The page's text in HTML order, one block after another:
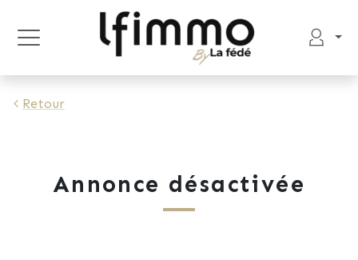
Retour
Annonce désactivée